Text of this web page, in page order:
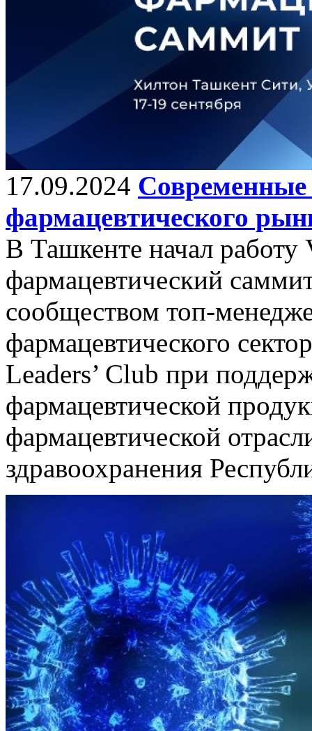
17.09.2024 Современные
фармацевтического
В Ташкенте начал работу
фармацевтический
сообществом топ-
фармацевтического
Leaders’ Club при
фармацевтической
фармацевтической
здравоохранения